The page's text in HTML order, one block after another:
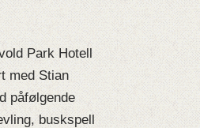
Park Hotell
med Stian
påfølgende
buskspell